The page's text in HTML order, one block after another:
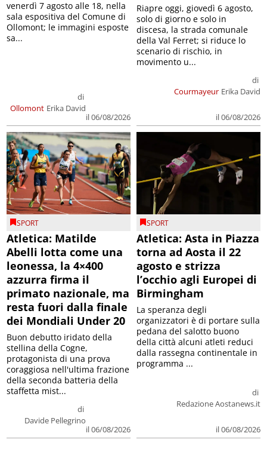
Ollomont
di
Erika David
il 06/08/2026
venerdì 7 agosto alle 18, nella
sala espositiva del Comune di
Ollomont; le immagini esposte
sa...
Courmayeur
di
Erika David
il 06/08/2026
Riapre oggi, giovedì 6 agosto,
solo di giorno e solo in
discesa, la strada comunale
della Val Ferret; si riduce lo
scenario di rischio, in
movimento u...
SPORT
Atletica: Matilde
Abelli lotta come una
leonessa, la 4×400
azzurra firma il
primato nazionale, ma
resta fuori dalla finale
dei Mondiali Under 20
di
Davide Pellegrino
il 06/08/2026
Buon debutto iridato della
stellina della Cogne,
protagonista di una prova
coraggiosa nell'ultima frazione
della seconda batteria della
staffetta mist...
SPORT
Atletica: Asta in Piazza
torna ad Aosta il 22
agosto e strizza
l’occhio agli Europei di
Birmingham
di
Redazione Aostanews.it
il 06/08/2026
La speranza degli
organizzatori è di portare sulla
pedana del salotto buono
della città alcuni atleti reduci
dalla rassegna continentale in
programma ...